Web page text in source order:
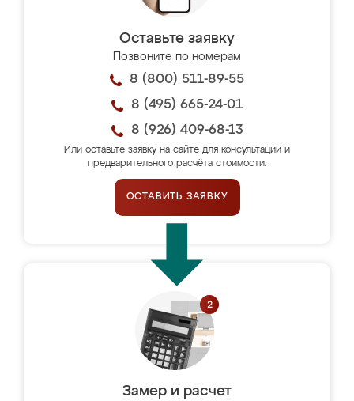
Оставьте заявку
Позвоните по номерам
8 (800) 511-89-55
8 (495) 665-24-01
8 (926) 409-68-13
Или оставьте заявку на сайте для консультации и
предварительного расчёта стоимости.
ОСТАВИТЬ ЗАЯВКУ
Замер и расчет